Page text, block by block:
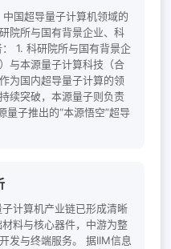
国超导量子计算机领域的
院所与国有背景企业、科
1. 科研院所与国有背景企
与本源量子计算科技（合
为国内超导量子计算的领
续突破，本源量子则负责
子推出的“本源悟空”超导
计算机产业链已形成清晰
料与核心器件，中游为整
发与终端服务。 据IIM信息